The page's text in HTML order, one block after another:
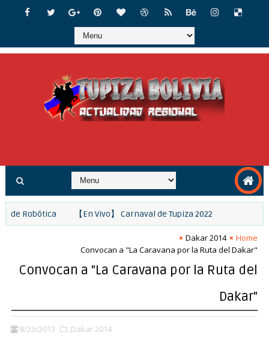
【En Vivo】 Carnaval de Tupiza 2022
de Robótica
Home
Dakar 2014
Convocan a "La Caravana por la Ruta del Dakar"
Convocan a "La Caravana por la Ruta del
Dakar"
8/23/2013 ,Dakar 2014